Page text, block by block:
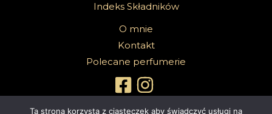
Indeks Składników
O mnie
Kontakt
Polecane perfumerie
Ta strona korzysta z ciasteczek aby świadczyć usługi na